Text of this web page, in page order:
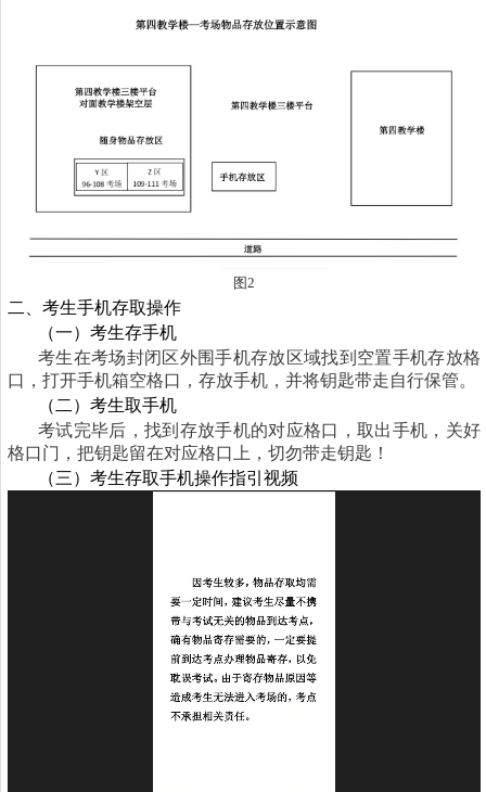
图2
二、考生手机存取操作
（一）考生存手机
考生在考场封闭区外围手机存放区域找到空置手机存放格
口，打开手机箱空格口，存放手机，并将钥匙带走自行保管。
（二）考生取手机
考试完毕后，找到存放手机的对应格口，取出手机，关好
格口门，把钥匙留在对应格口上，切勿带走钥匙！
（三）考生存取手机操作指引视频